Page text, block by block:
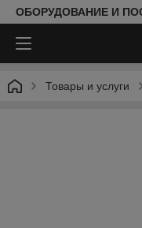
ОБОРУДОВАНИЕ И
Товары и услуги